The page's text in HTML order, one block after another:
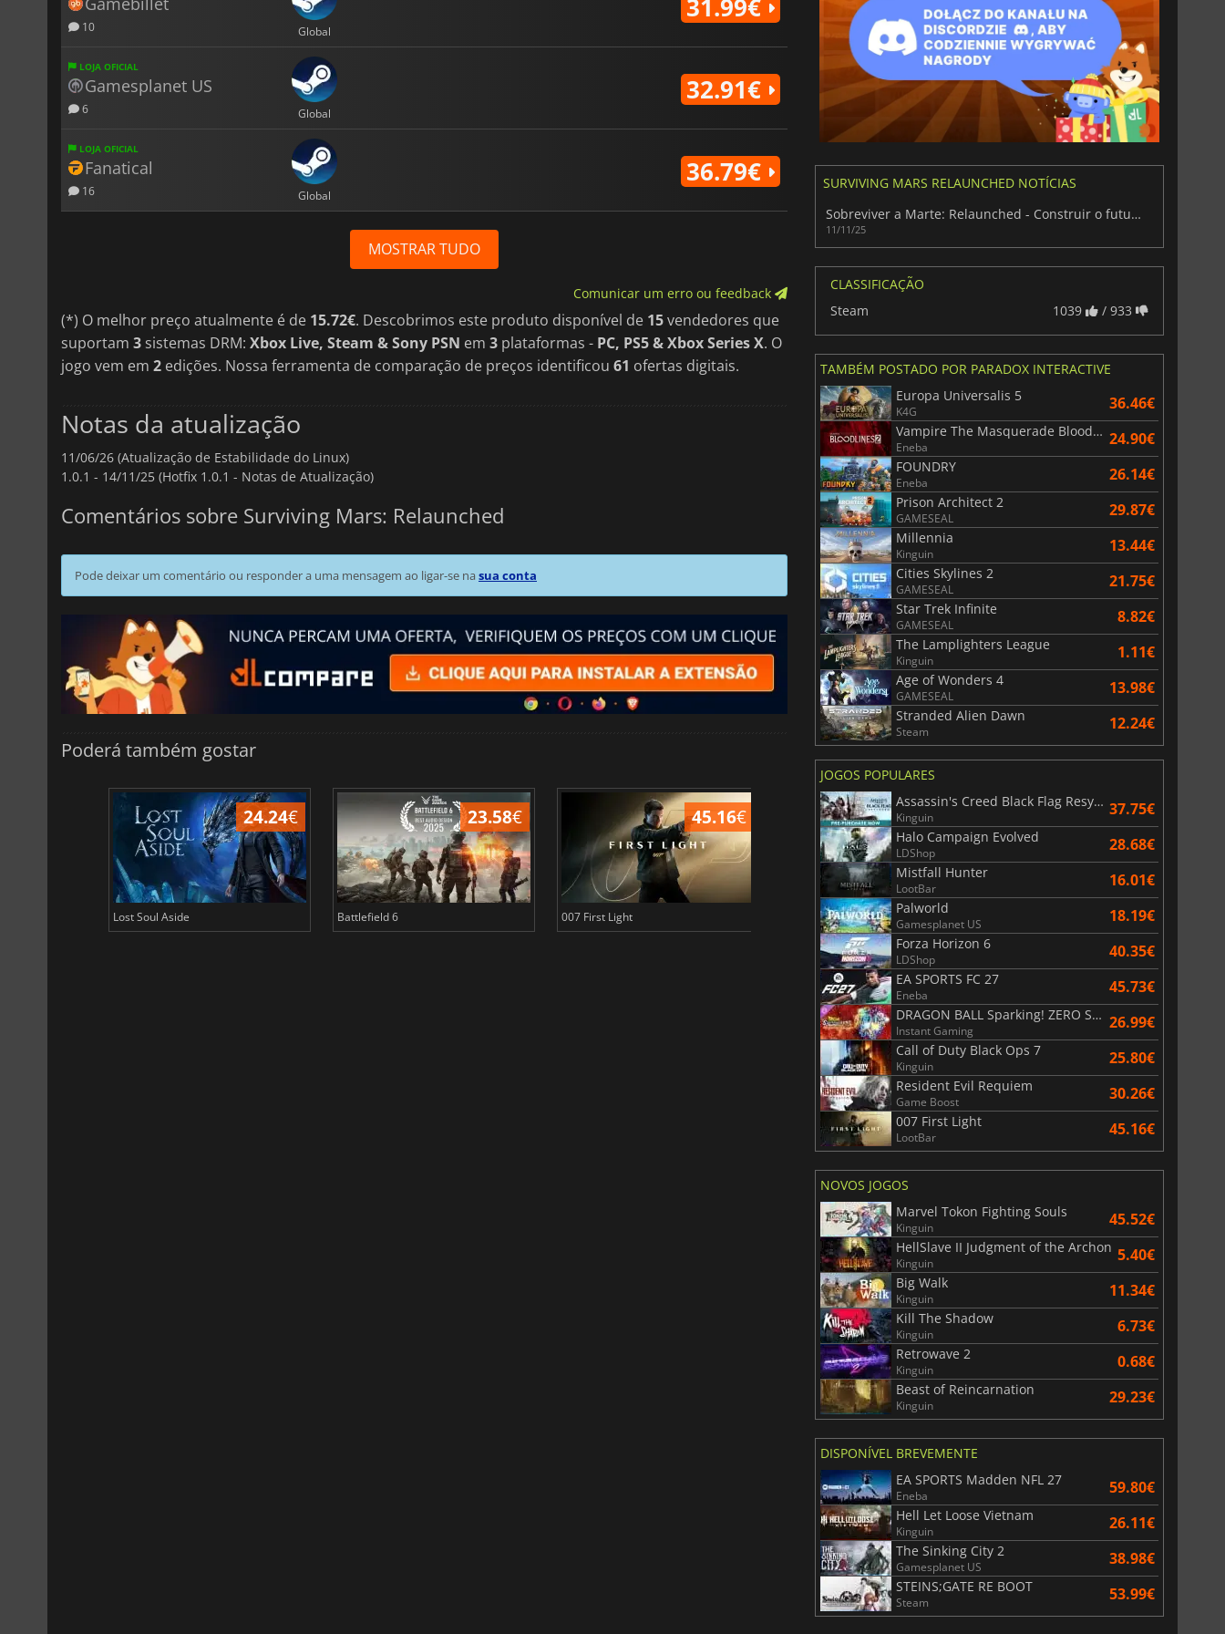
10 Global
31.99€
LOJA OFICIAL
Gamesplanet US
6 Global
32.91€
LOJA OFICIAL
Fanatical
16 Global
36.79€
MOSTRAR TUDO
Comunicar um erro ou feedback
(*) O melhor preço atualmente é de 15.72€. Descobrimos este produto disponível de 15vendedores que
suportam 3 sistemas DRM: Xbox Live, Steam & Sony PSN em 3 plataformas - PC, PS5 & Xbox Series X. O
jogo vem em 2 edições. Nossa ferramenta de comparação de preços identificou 61 ofertas digitais.
Notas da atualização
11/06/26 (Atualização de Estabilidade do Linux)
1.0.1 - 14/11/25 (Hotfix 1.0.1 - Notas de Atualização)
Comentários sobre Surviving Mars: Relaunched
Pode deixar um comentário ou responder a uma mensagem ao ligar-se nasua conta
Poderá também gostar
24.24€
Lost Soul Aside
23.58€
Battlefield 6
45.16€
007 First Light
36.40
Baldur's Gate 3
41.06
SURVIVING MARS RELAUNCHED NOTÍCIAS
Sobreviver a Marte: Relaunched - Construir o futuro no planeta vermelho
11/11/25
CLASSIFICAÇÃO
Steam
1039 / 933
TAMBÉM POSTADO POR PARADOX INTERACTIVE
Europa Universalis 5
K4G 36.46€
Vampire The Masquerade Bloodlines 2
Eneba 24.90€
FOUNDRY
Eneba 26.14€
Prison Architect 2
GAMESEAL 29.87€
Millennia
Kinguin 13.44€
Cities Skylines 2
GAMESEAL 21.75€
Star Trek Infinite
GAMESEAL 8.82€
The Lamplighters League
Kinguin 1.11€
Age of Wonders 4
GAMESEAL 13.98€
Stranded Alien Dawn
Steam 12.24€
JOGOS POPULARES
Assassin's Creed Black Flag Resynced
Kinguin 37.75€
Halo Campaign Evolved
LDShop 28.68€
Mistfall Hunter
LootBar 16.01€
Palworld
Gamesplanet US 18.19€
Forza Horizon 6
LDShop 40.35€
EA SPORTS FC 27
Eneba 45.73€
DRAGON BALL Sparking! ZERO Super Limit Breaking NEO
Instant Gaming 26.99€
Call of Duty Black Ops 7
Kinguin 25.80€
Resident Evil Requiem
Game Boost 30.26€
007 First Light
LootBar 45.16€
NOVOS JOGOS
Marvel Tokon Fighting Souls
Kinguin 45.52€
HellSlave II Judgment of the Archon
Kinguin 5.40€
Big Walk
Kinguin 11.34€
Kill The Shadow
Kinguin 6.73€
Retrowave 2
Kinguin 0.68€
Beast of Reincarnation
Kinguin 29.23€
DISPONÍVEL BREVEMENTE
EA SPORTS Madden NFL 27
Eneba 59.80€
Hell Let Loose Vietnam
Kinguin 26.11€
The Sinking City 2
Gamesplanet US 38.98€
STEINS;GATE RE BOOT
Steam 53.99€